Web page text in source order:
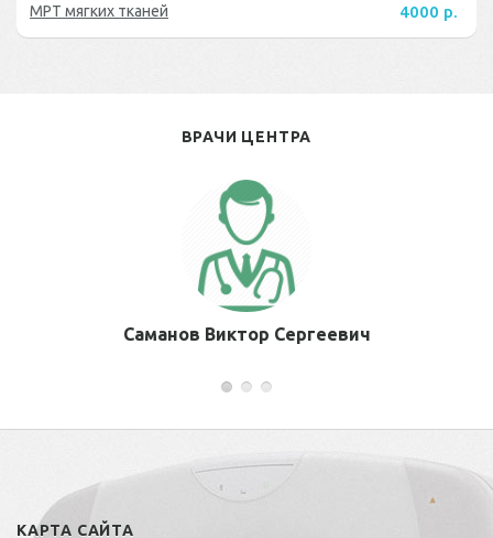
МРТ мягких тканей 4000 р.
ВРАЧИ ЦЕНТРА
Саманов Виктор Сергеевич
КАРТА САЙТА